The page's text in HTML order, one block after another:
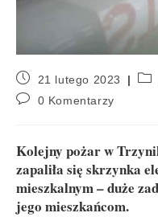
21 lutego 2023
0 Komentarzy
Kolejny pożar w
zapaliła się skrzynka
mieszkalnym – duże
jego mieszkańcom.